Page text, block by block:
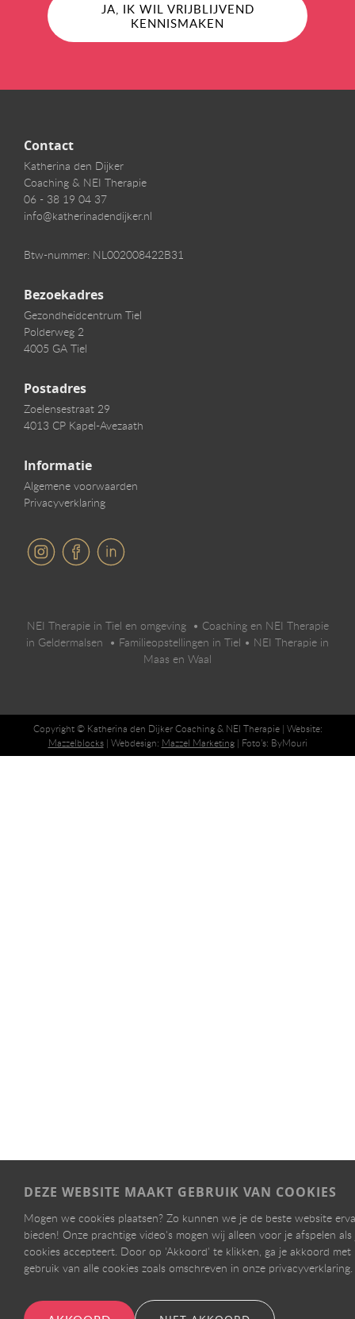
DEZE WEBSITE MAAKT GEBRUIK VAN COOKIES
Mogen we cookies plaatsen? Zo kunnen we je de beste website
bieden! Onze prachtige video's mogen wij alleen voor je afspelen als
cookies accepteert. Door op 'Akkoord' te klikken, ga je akkoord met
gebruik van alle cookies zoals omschreven in onze privacyverklaring.
JA, IK WIL VRIJBLIJVEND
KENNISMAKEN
Contact
Katherina den Dijker
Coaching & NEI Therapie
06 - 38 19 04 37
info@katherinadendijker.nl
Btw-nummer: NL002008422B31
Bezoekadres
Gezondheidcentrum Tiel
Polderweg 2
4005 GA Tiel
Postadres
Zoelensestraat 29
4013 CP Kapel-Avezaath
Informatie
Algemene voorwaarden
Privacyverklaring
NEI Therapie in Tiel en omgeving• Coaching en NEI Therapie
in Geldermalsen • Familieopstellingen in Tiel • NEI Therapie in
Maas en Waal
Copyright © Katherina den Dijker Coaching & NEI Therapie | Website:
Mazzelblocks| Webdesign: Mazzel Marketing| Foto's: ByMouri